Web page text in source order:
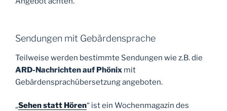
Sendungen mit Gebärdensprache
Teilweise werden bestimmte Sendungen wie z.B. die
ARD-Nachrichten auf Phönix mit
Gebärdensprachübersetzung angeboten.
„Sehen statt Hören“ ist ein Wochenmagazin des